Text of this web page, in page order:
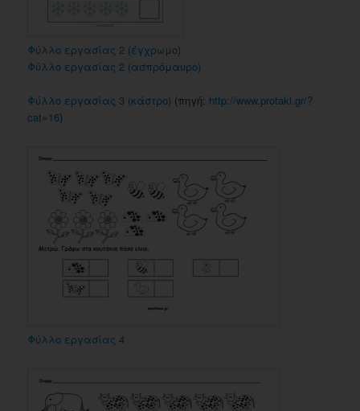
Φύλλο εργασίας 2 (έγχρωμο)
Φύλλο εργασίας 2 (ασπρόμαυρο)
Φύλλο εργασίας 3 (κάστρο) (πηγή: http://www.protaki.gr/?
cat=16)
Φύλλο εργασίας 4